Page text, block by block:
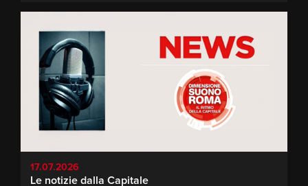
17.07.2026
Le notizie dalla Capitale